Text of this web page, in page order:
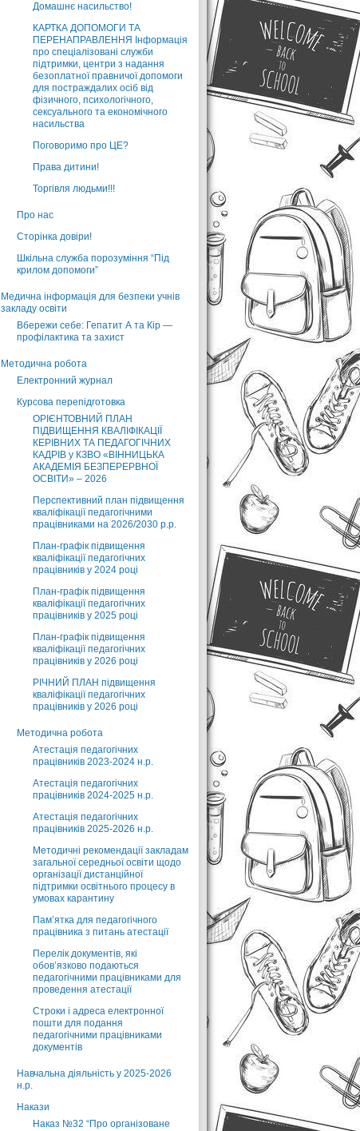
Домашнє насильство!
КАРТКА ДОПОМОГИ ТА
ПЕРЕНАПРАВЛЕННЯ Інформація
про спеціалізовані служби
підтримки, центри з надання
безоплатної правничої допомоги
для постраждалих осіб від
фізичного, психологічного,
сексуального та економічного
насильства
Поговоримо про ЦЕ?
Права дитини!
Торгівля людьми!!!
Про нас
Сторінка довіри!
Шкільна служба порозуміння “Під
крилом допомоги”
Медична інформація для безпеки учнів
закладу освіти
Вбережи себе: Гепатит А та Кір —
профілактика та захист
Методична робота
Електронний журнал
Курсова перепідготовка
ОРІЄНТОВНИЙ ПЛАН
ПІДВИЩЕННЯ КВАЛІФІКАЦІЇ
КЕРІВНИХ ТА ПЕДАГОГІЧНИХ
КАДРІВ у КЗВО «ВІННИЦЬКА
АКАДЕМІЯ БЕЗПЕРЕРВНОЇ
ОСВІТИ» – 2026
Перспективний план підвищення
кваліфікації педагогічними
працівниками на 2026/2030 р.р.
План-графік підвищення
кваліфікації педагогічних
працівників у 2024 році
План-графік підвищення
кваліфікації педагогічних
працівників у 2025 році
План-графік підвищення
кваліфікації педагогічних
працівників у 2026 році
РІЧНИЙ ПЛАН підвищення
кваліфікації педагогічних
працівників у 2026 році
Методична робота
Атестація педагогічних
працівників 2023-2024 н.р.
Атестація педагогічних
працівників 2024-2025 н.р.
Атестація педагогічних
працівників 2025-2026 н.р.
Методичні рекомендації закладам
загальної середньої освіти щодо
організації дистанційної
підтримки освітнього процесу в
умовах карантину
Пам’ятка для педагогічного
працівника з питань атестації
Перелік документів, які
обов’язково подаються
педагогічними працівниками для
проведення атестації
Строки і адреса електронної
пошти для подання
педагогічними працівниками
документів
Навчальна діяльність у 2025-2026
н.р.
Накази
Наказ №32 “Про організоване